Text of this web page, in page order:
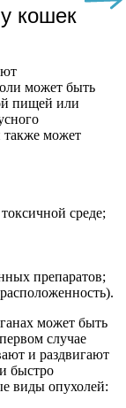
кошек
может быть
пищей или
также может
среде;
препаратов;
может быть
случае
и раздвигают
быстро
виды опухолей: